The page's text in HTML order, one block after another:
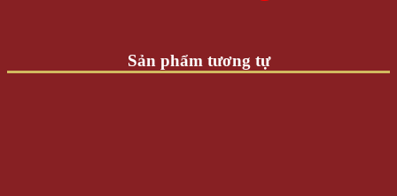
Sản phẩm tương tự